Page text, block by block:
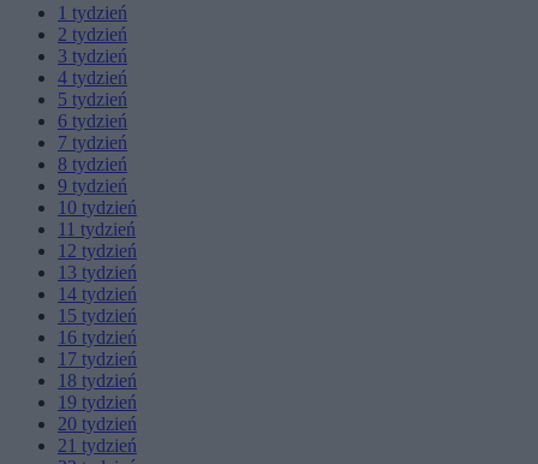
1 tydzień
2 tydzień
3 tydzień
4 tydzień
5 tydzień
6 tydzień
7 tydzień
8 tydzień
9 tydzień
10 tydzień
11 tydzień
12 tydzień
13 tydzień
14 tydzień
15 tydzień
16 tydzień
17 tydzień
18 tydzień
19 tydzień
20 tydzień
21 tydzień